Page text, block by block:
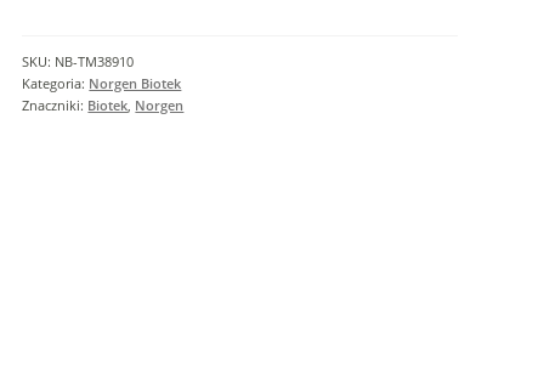
and
Control
Set
SKU: NB-TM38910
Kategoria: Norgen Biotek
Znaczniki: Biotek Norgen